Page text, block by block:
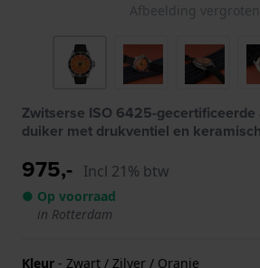
Afbeelding vergroten
Zwitserse ISO 6425-
duiker met drukventiel en
975,- Incl 21% btw
● Op voorraad
in Rotterdam
Kleur - Zwart / Zilver / Oranje